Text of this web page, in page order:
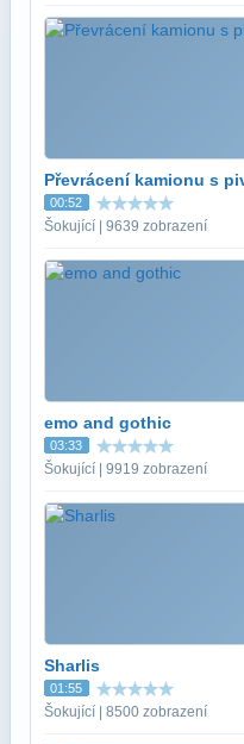
Převrácení kamionu s
00:52
Šokující | 9639 zobrazení
emo and gothic
03:33
Šokující | 9919 zobrazení
Sharlis
01:55
Šokující | 8500 zobrazení